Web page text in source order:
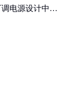
电源设计中的